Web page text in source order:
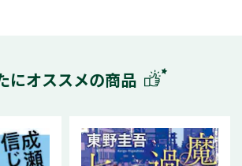
にオススメの商品